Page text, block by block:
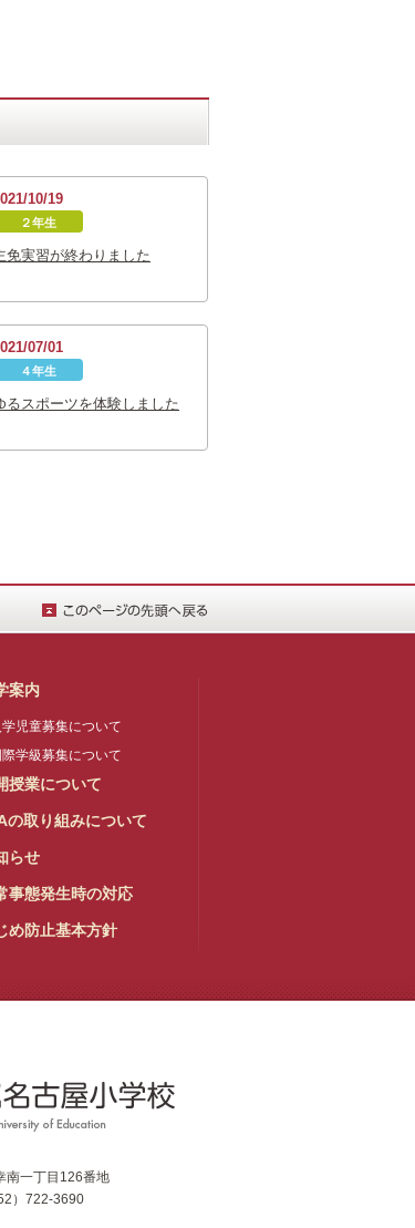
10/19
２年生
免実習が終わりました
07/01
４年生
るスポーツを体験しました
案内
学児童募集について
際学級募集について
授業について
の取り組みについて
らせ
事態発生時の対応
め防止基本方針
一丁目126番地
）722-3690